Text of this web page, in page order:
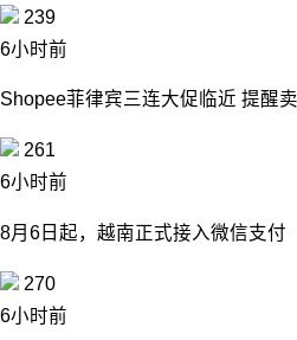
239
6小时前
Shopee菲律宾三连大促临近 提醒
261
6小时前
8月6日起，越南正式接入微信支付
270
6小时前